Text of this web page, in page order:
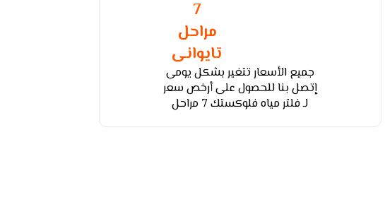
جميع الأسعار تتغير بشكل يومى
إتصل بنا للحصول على أرخص سعر
لـ فلتر مياه فلوكستك 7 مراحل